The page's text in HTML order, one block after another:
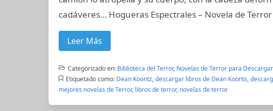
cadáveres… Hogueras Espectrales – Novela de
Leer Más
Categorizado en: Biblioteca del Terror, Novelas de Terror para Descargar
Etiquetado como: Dean Koontz,descargar libros de Dean Koonts,
mejores novelas de Terror, libros de terror, novelas de terror